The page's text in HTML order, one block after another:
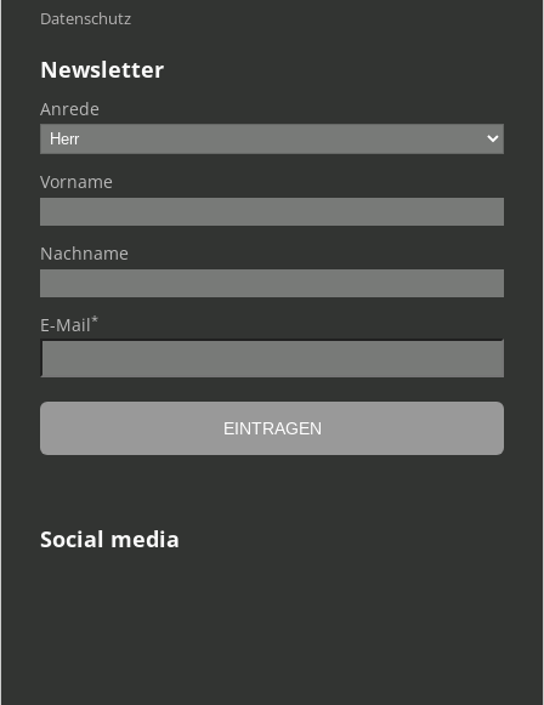
Datenschutz
Newsletter
Anrede
Vorname
Nachname
E-Mail*
Social media